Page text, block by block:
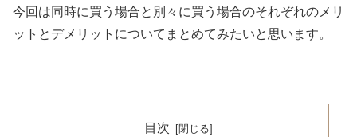
今回は同時に買う場合と別々に買う場合のそれぞれのメリ
ットとデメリットについてまとめてみたいと思います。
目次